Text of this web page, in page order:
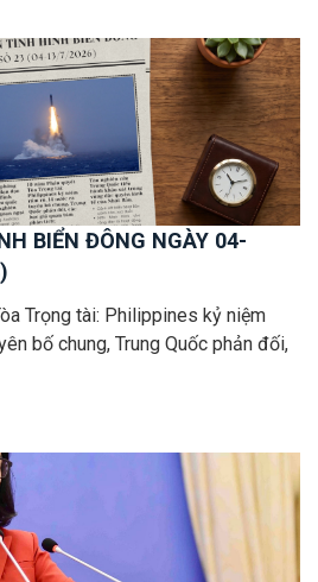
BIỂN ĐÔNG NGÀY 04-
Trọng tài: Philippines kỷ niệm
bố chung, Trung Quốc phản đối,